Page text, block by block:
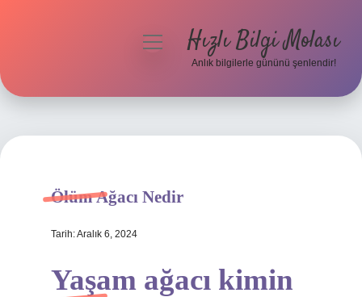
Hakkımızda
menüyüHızlı Bilgi Molası
Anlık bilgilerle gününü şenlendir!
Ölüm Ağacı Nedir
Tarih: Aralık 6, 2024
Yaşam ağacı kimin